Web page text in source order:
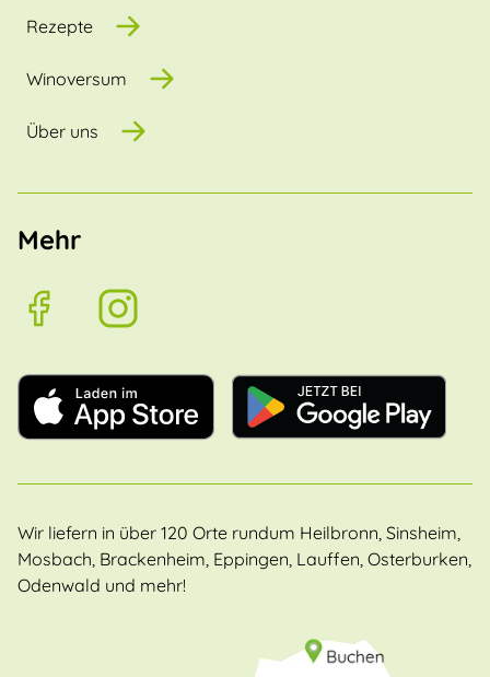
Rezepte
Winoversum
Über uns
Mehr
Wir liefern in über 120 Orte rundum Heilbronn, Sinsheim,
Mosbach, Brackenheim, Eppingen, Lauffen, Osterburken,
Odenwald und mehr!